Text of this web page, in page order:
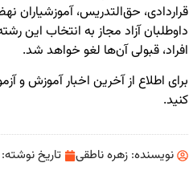
قراردادی، حق‌التدریس، آموزشیاران
داوطلبان آزاد مجاز به انتخاب این
افراد، قبولی آن‌ها لغو خواهد شد.
برای اطلاع از آخرین اخبار آموزش و
کنید.
نویسنده: زهره ناطقی تاریخ نوشته: